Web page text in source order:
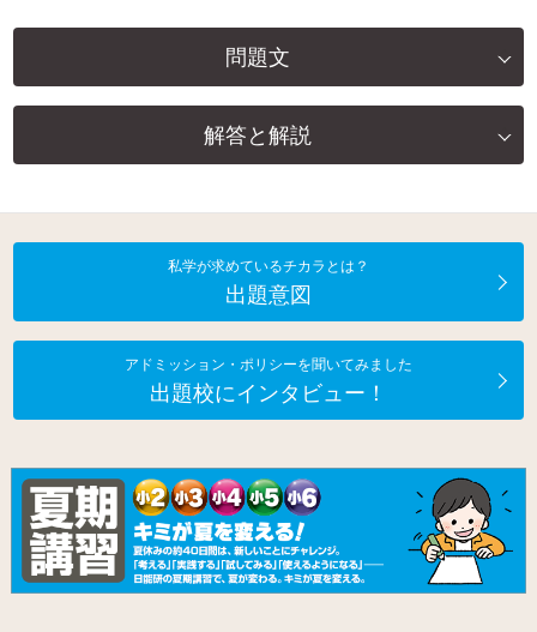
問題文
解答と解説
私学が求めているチカラとは？
出題意図
アドミッション・ポリシーを聞いてみました
出題校にインタビュー！